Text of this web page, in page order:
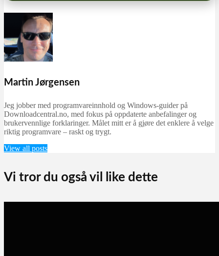
Martin Jørgensen
Jeg jobber med programvareinnhold og Windows-guider på
Downloadcentral.no, med fokus på oppdaterte anbefalinger og
brukervennlige forklaringer. Målet mitt er å gjøre det enklere å velge
riktig programvare – raskt og trygt.
View all posts
Vi tror du også vil like dette